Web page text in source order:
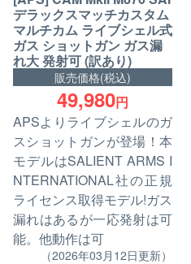
デラックスマッチカスタム
マルチカム ライブシェル式
ガス ショットガン ガス漏
れ大 発射可 (訳あり)
販売価格(税込)
49,980円
APSよりライブシェルのガ
スショットガンが登場！本
モデルはSALIENT ARMS I
NTERNATIONAL社の正規
ライセンス取得モデル!ガス
漏れはあるが一応発射は可
能。他動作は可
（2026年03月12日更新）